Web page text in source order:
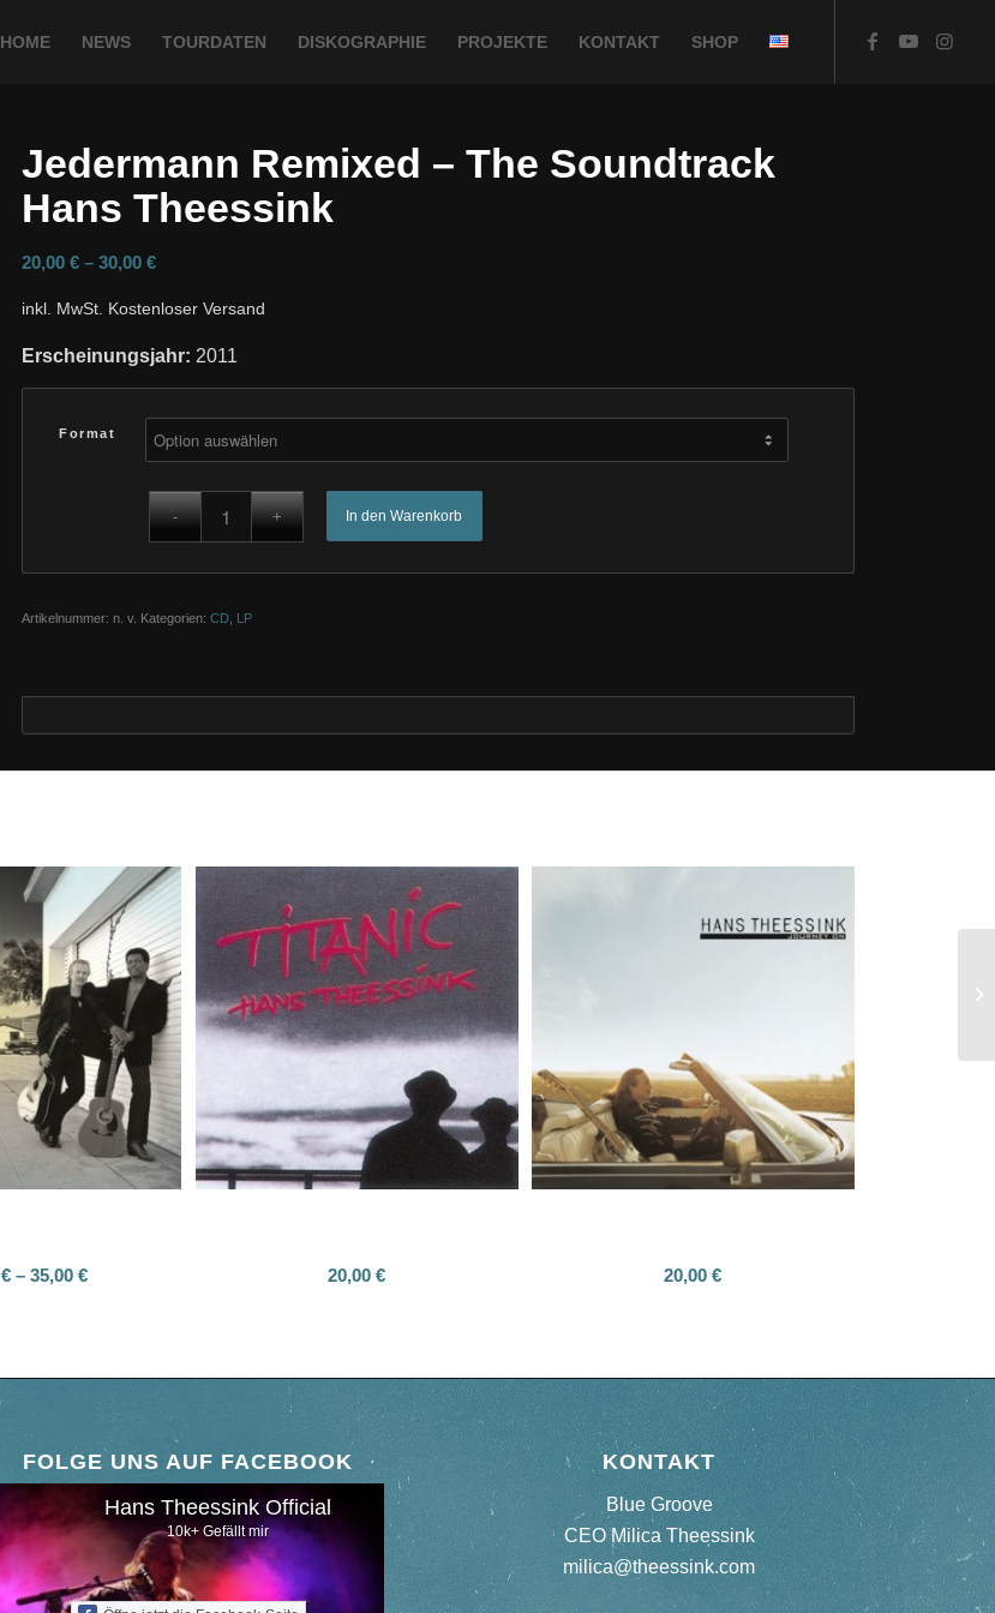
HOME NEWS TOURDATEN DISKOGRAPHIE PROJEKTE KONTAKT SHOP
Jedermann Remixed – The Soundtrack
Hans Theessink
20,00€ –30,00€
inkl. MwSt. Kostenloser Versand
Erscheinungsjahr: 2011
Format
In den Warenkorb
Artikelnummer:n. v. Kategorien:CD, LP
€– 35,00 €
20,00€
20,00€
FOLGE UNS AUF FACEBOOK
Hans Theessink Official
10k+ Gefällt mir
KONTAKT
Blue Groove
CEO Milica Theessink
milica@theessink.com